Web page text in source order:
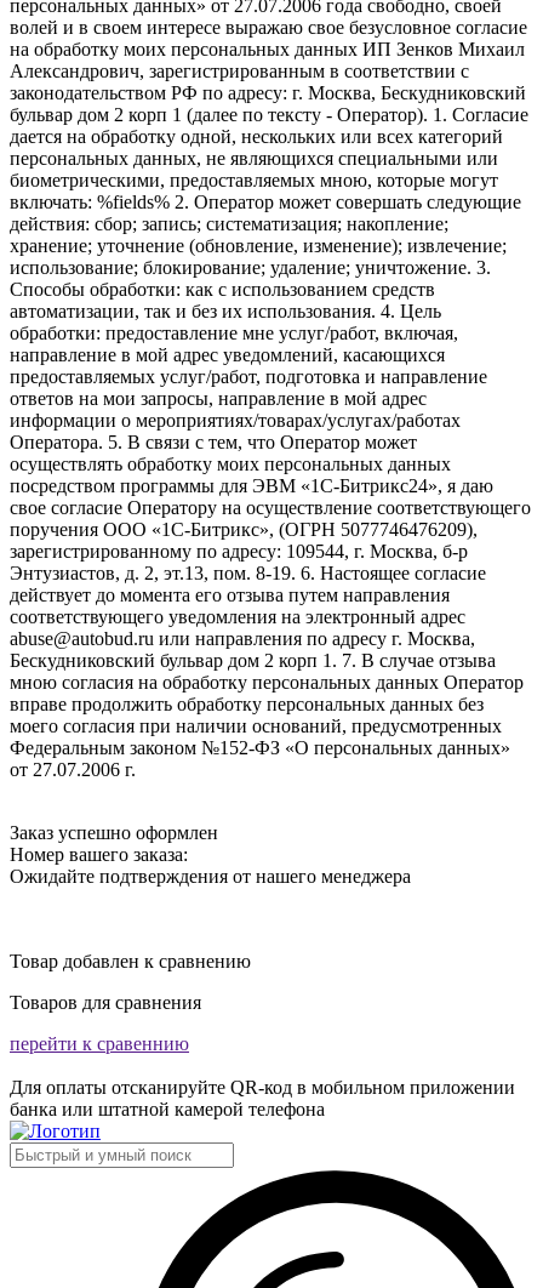
персональных данных» от 27.07.2006 года свободно, своей
волей и в своем интересе выражаю свое безусловное согласие
на обработку моих персональных данных ИП Зенков Михаил
Александрович, зарегистрированным в соответствии с
законодательством РФ по адресу: г. Москва, Бескудниковский
бульвар дом 2 корп 1 (далее по тексту - Оператор). 1. Согласие
дается на обработку одной, нескольких или всех категорий
персональных данных, не являющихся специальными или
биометрическими, предоставляемых мною, которые могут
включать: %fields% 2. Оператор может совершать следующие
действия: сбор; запись; систематизация; накопление;
хранение; уточнение (обновление, изменение); извлечение;
использование; блокирование; удаление; уничтожение. 3.
Способы обработки: как с использованием средств
автоматизации, так и без их использования. 4. Цель
обработки: предоставление мне услуг/работ, включая,
направление в мой адрес уведомлений, касающихся
предоставляемых услуг/работ, подготовка и направление
ответов на мои запросы, направление в мой адрес
информации о мероприятиях/товарах/услугах/работах
Оператора. 5. В связи с тем, что Оператор может
осуществлять обработку моих персональных данных
посредством программы для ЭВМ «1С-Битрикс24», я даю
свое согласие Оператору на осуществление соответствующего
поручения ООО «1С-Битрикс», (ОГРН 5077746476209),
зарегистрированному по адресу: 109544, г. Москва, б-р
Энтузиастов, д. 2, эт.13, пом. 8-19. 6. Настоящее согласие
действует до момента его отзыва путем направления
соответствующего уведомления на электронный адрес
abuse@autobud.ru или направления по адресу г. Москва,
Бескудниковский бульвар дом 2 корп 1. 7. В случае отзыва
мною согласия на обработку персональных данных Оператор
вправе продолжить обработку персональных данных без
моего согласия при наличии оснований, предусмотренных
Федеральным законом №152-ФЗ «О персональных данных»
от 27.07.2006 г.
Заказ успешно оформлен
Номер вашего заказа:
Ожидайте подтверждения от нашего менеджера
Товар добавлен к сравнению
Товаров для сравнения
перейти к сравеннию
Для оплаты отсканируйте QR-код в мобильном приложении
банка или штатной камерой телефона